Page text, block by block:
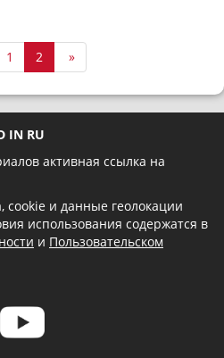
1 2 »
IN RU
активная ссылка на
cookie и данные геолокации
использования содержатся в
и Пользовательском